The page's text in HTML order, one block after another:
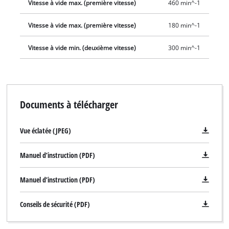
peinture et mortier TE-MX 1600-2 CE Twin est compatible
uniquement avec le mélangeur pour mortier Twin Einhell
(référence produit 4258369). Il est vendu avec deux outils
mélangeurs pour mortier dotés d’axes de positionnement
(Ø 120 mm).
Vitesse à vide max. (première vitesse) 460 min^-1
Vitesse à vide max. (première vitesse) 180 min^-1
Vitesse à vide min. (deuxième vitesse) 300 min^-1
Documents à télécharger
Vue éclatée (JPEG)
Manuel d’instruction (PDF)
Manuel d’instruction (PDF)
Conseils de sécurité (PDF)